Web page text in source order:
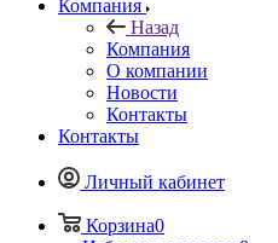
Компания
О компании
Новости
Контакты
Контакты
Личный кабинет
Корзина0